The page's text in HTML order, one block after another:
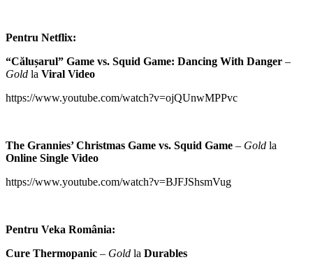
Pentru Netflix:
“Călușarul” Game vs. Squid Game: Dancing With Danger –
Gold la Viral Video
https://www.youtube.com/watch?v=ojQUnwMPPvc
The Grannies’ Christmas Game vs. Squid Game – Gold la
Online Single Video
https://www.youtube.com/watch?v=BJFJShsmVug
Pentru Veka România:
Cure Thermopanic – Gold la Durables